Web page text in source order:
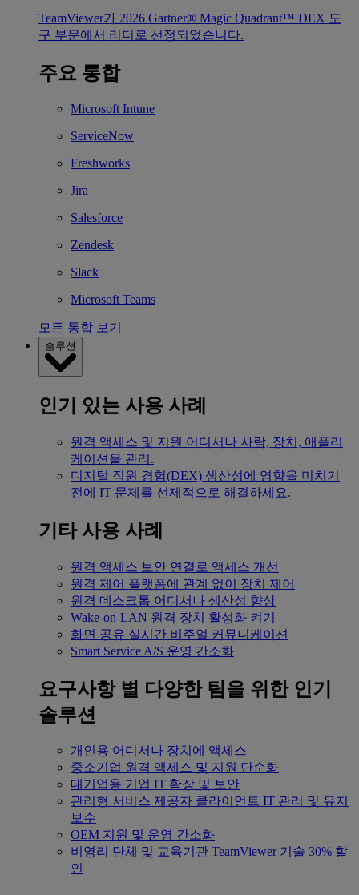
TeamViewer가 2026 Gartner® Magic Quadrant™ DEX 도
구 부문에서 리더로 선정되었습니다.
주요 통합
Microsoft Intune
ServiceNow
Freshworks
Jira
Salesforce
Zendesk
Slack
Microsoft Teams
모든 통합 보기
솔루션
인기 있는 사용 사례
원격 액세스 및 지원 어디서나 사람, 장치, 애플리
케이션을 관리.
디지털 직원 경험(DEX) 생산성에 영향을 미치기
전에 IT 문제를 선제적으로 해결하세요.
기타 사용 사례
원격 액세스 보안 연결로 액세스 개선
원격 제어 플랫폼에 관계 없이 장치 제어
원격 데스크톱 어디서나 생산성 향상
Wake-on-LAN 원격 장치 활성화 켜기
화면 공유 실시간 비주얼 커뮤니케이션
Smart Service A/S 운영 간소화
요구사항 별 다양한 팀을 위한 인기
솔루션
개인용 어디서나 장치에 액세스
중소기업 원격 액세스 및 지원 단순화
대기업용 기업 IT 확장 및 보안
관리형 서비스 제공자 클라이언트 IT 관리 및 유지
보수
OEM 지원 및 운영 간소화
비영리 단체 및 교육기관 TeamViewer 기술 30% 할
인